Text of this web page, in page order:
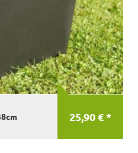
25,90 € *